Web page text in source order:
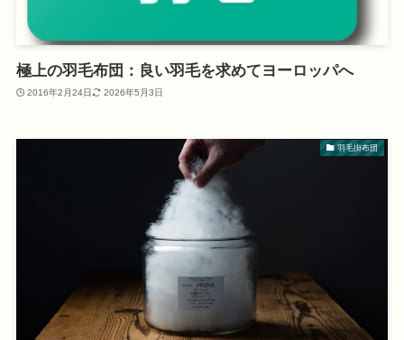
極上の羽毛布団：良い羽毛を求めてヨーロッパへ
2016年2月24日 2026年5月3日
羽毛掛布団